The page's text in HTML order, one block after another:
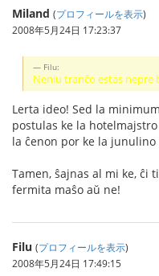
Miland (プロフィールを表示)
2008年5月24日 17:23:37
Filu:
Neniu tranĉo estas nepre
Lerta ideo! Sed la
postulas ke la
la ĉenon por ke la
Tamen, ŝajnas al mi ke, ĉi
fermita maŝo aŭ ne!
Filu (プロフィールを表示)
2008年5月24日 17:49:15